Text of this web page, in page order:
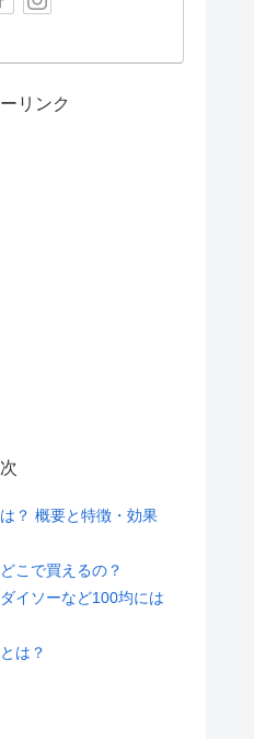
リンク
？ 概要と特徴・効果
こで買えるの？
イソーなど100均には
は？